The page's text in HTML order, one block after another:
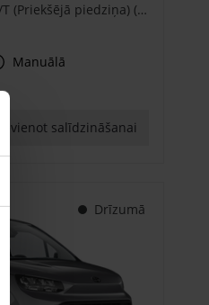
Professional Plus 1.2 Turbo M/T (Priekšējā piedziņa) (81 kW)
Manuālā
Pievienot salīdzināšanai
Drīzumā